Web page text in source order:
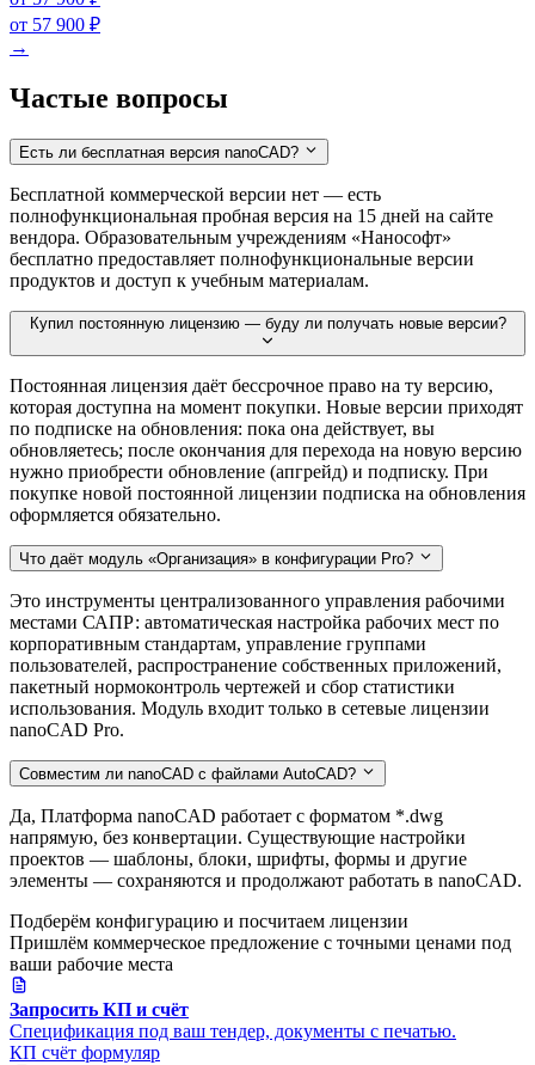
от 57 900 ₽
→
Частые вопросы
Есть ли бесплатная версия nanoCAD?
Бесплатной коммерческой версии нет — есть
полнофункциональная пробная версия на 15 дней на сайте
вендора. Образовательным учреждениям «Нанософт»
бесплатно предоставляет полнофункциональные версии
продуктов и доступ к учебным материалам.
Купил постоянную лицензию — буду ли получать новые версии?
Постоянная лицензия даёт бессрочное право на ту версию,
которая доступна на момент покупки. Новые версии приходят
по подписке на обновления: пока она действует, вы
обновляетесь; после окончания для перехода на новую версию
нужно приобрести обновление (апгрейд) и подписку. При
покупке новой постоянной лицензии подписка на обновления
оформляется обязательно.
Что даёт модуль «Организация» в конфигурации Pro?
Это инструменты централизованного управления рабочими
местами САПР: автоматическая настройка рабочих мест по
корпоративным стандартам, управление группами
пользователей, распространение собственных приложений,
пакетный нормоконтроль чертежей и сбор статистики
использования. Модуль входит только в сетевые лицензии
nanoCAD Pro.
Совместим ли nanoCAD с файлами AutoCAD?
Да, Платформа nanoCAD работает с форматом *.dwg
напрямую, без конвертации. Существующие настройки
проектов — шаблоны, блоки, шрифты, формы и другие
элементы — сохраняются и продолжают работать в nanoCAD.
Подберём конфигурацию и посчитаем лицензии
Пришлём коммерческое предложение с точными ценами под
ваши рабочие места
Запросить КП и счёт
Спецификация под ваш тендер, документы с печатью.
КП счёт формуляр